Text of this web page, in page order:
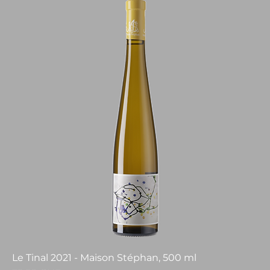
Le Tinal 2021 - Maison Stéphan, 500 ml